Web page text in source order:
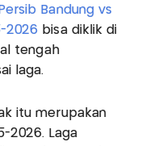
Persib Bandung vs
2026 bisa diklik di
tengah
laga.
itu merupakan
2026. Laga